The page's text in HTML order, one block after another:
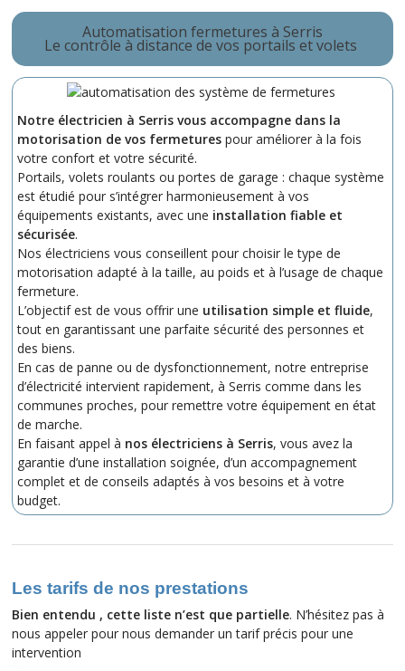
Automatisation fermetures à Serris
Le contrôle à distance de vos portails et volets
Notre électricien à Serris vous accompagne dans la
motorisation de vos fermetures pour améliorer à la fois
votre confort et votre sécurité.
Portails, volets roulants ou portes de garage : chaque système
est étudié pour s’intégrer harmonieusement à vos
équipements existants, avec une installation fiable et
sécurisée.
Nos électriciens vous conseillent pour choisir le type de
motorisation adapté à la taille, au poids et à l’usage de chaque
fermeture.
L’objectif est de vous offrir une utilisation simple et fluide,
tout en garantissant une parfaite sécurité des personnes et
des biens.
En cas de panne ou de dysfonctionnement, notre entreprise
d’électricité intervient rapidement, à Serris comme dans les
communes proches, pour remettre votre équipement en état
de marche.
En faisant appel à nos électriciens à Serris, vous avez la
garantie d’une installation soignée, d’un accompagnement
complet et de conseils adaptés à vos besoins et à votre
budget.
Les tarifs de nos prestations
Bien entendu , cette liste n’est que partielle. N’hésitez pas à
nous appeler pour nous demander un tarif précis pour une
intervention